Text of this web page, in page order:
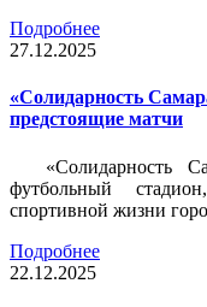
Подробнее
27.12.2025
«Солидарность
предстоящие матчи
«Солидарность
футбольный
спортивной жизни
Подробнее
22.12.2025